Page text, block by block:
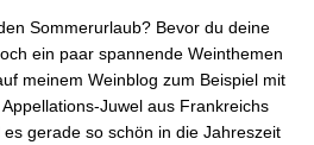
Sommerurlaub? Bevor du deine
ein paar spannende Weinthemen
meinem Weinblog zum Beispiel mit
Juwel aus Frankreichs
gerade so schön in die Jahreszeit